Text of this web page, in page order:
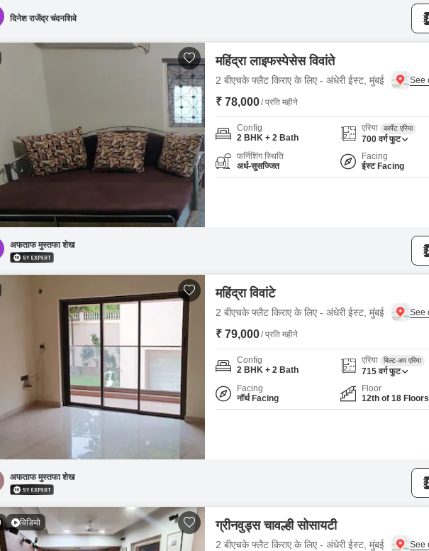
दिनेश राजेंद्र चंदनशिवे
महिंद्रा लाइफस्पेसेस विवांते
2 बीएचके फ्लैट किराए के लिए - अंधेरी ईस्ट, मुंबई
₹ 78,000/ प्रति महीने
Config
2 BHK + 2 Bath
एरिया कार्पेट एरिया
700 वर्ग फुट
फर्निशिंग स्थिति
अर्ध-सुसज्जित
Facing
ईस्ट Facing
अफताफ मुस्तफा शेख
महिंद्रा विवांटे
2 बीएचके फ्लैट किराए के लिए - अंधेरी ईस्ट, मुंबई
₹ 79,000/ प्रति महीने
Config
2 BHK + 2 Bath
एरिया बिल्ट-अप एरिया
715 वर्ग फुट
Facing
नॉर्थ Facing
Floor
12th of 18 Floors
अफताफ मुस्तफा शेख
विडियो ग्रीनवुड्स चावल्ही सोसायटी
2 बीएचके फ्लैट किराए के लिए - अंधेरी ईस्ट, मुंबई